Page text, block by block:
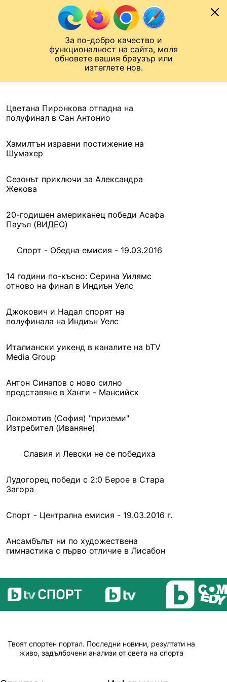
За по-добро качество и
функционалност на сайта, моля
обновете вашия браузър или
изтеглете нов.
Към съдържанието
Лига на Конференциите
Цветана Пиронкова отпадна на
полуфинал в Сан Антонио
Хамилтън изравни постижение на
Шумахер
Сезонът приключи за Александра
Жекова
20-годишен американец победи Асафа
Пауъл (ВИДЕО)
Спорт - Обедна емисия - 19.03.2016
14 години по-късно: Серина Уилямс
отново на финал в Индиън Уелс
Джокович и Надал спорят на
полуфинала на Индиън Уелс
Италиански уикенд в каналите на bTV
Media Group
Антон Синапов с ново силно
представяне в Ханти - Мансийск
Локомотив (София) "приземи"
Изтребител (Иваняне)
Славия и Левски не се победиха
Лудогорец победи с 2:0 Берое в Стара
Загора
Спорт - Централна емисия - 19.03.2016 г.
Ансамбълът ни по художествена
гимнастика с първо отличие в Лисабон
Твоят спортен портал. Последни новини, резултати на
живо, задълбочени анализи от света на спорта